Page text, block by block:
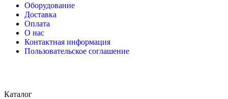
Оборудование
Доставка
Оплата
О нас
Контактная информация
Пользовательское соглашение
Каталог